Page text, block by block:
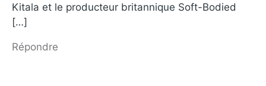
Kitala et le producteur britannique Soft-Bodied
[…]
Répondre